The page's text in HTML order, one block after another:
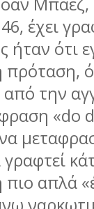
έχει
ήταν ότι
από την
«do
απλά